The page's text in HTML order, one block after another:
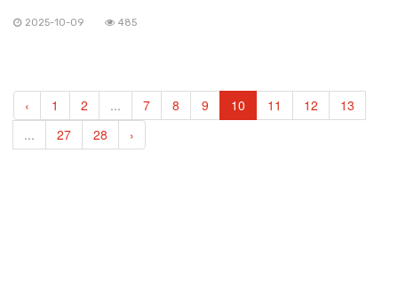
2025-10-09 485
‹ 1 2 ... 7 8 9 10 11 12
13
...
27 28 ›